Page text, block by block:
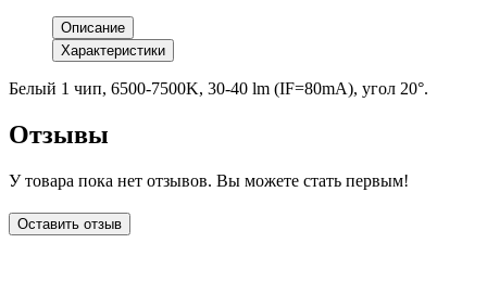
Описание
Характеристики
Белый 1 чип, 6500-7500K, 30-40 lm (IF=80mA), угол 20°.
Отзывы
У товара пока нет отзывов. Вы можете стать первым!
Оставить отзыв